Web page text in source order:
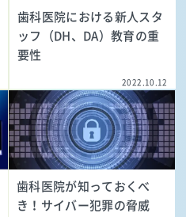
歯科医院における新人スタ
ッフ（DH、DA）教育の重
要性
2022.10.12
歯科医院が知っておくべ
き！サイバー犯罪の脅威